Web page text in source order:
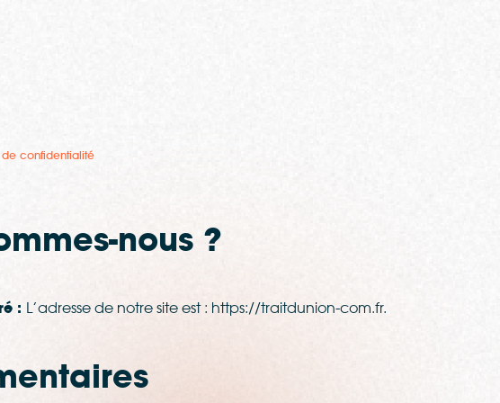
de confidentialité
nous ?
: L’adresse de notre site est : https://traitdunion-com.fr.